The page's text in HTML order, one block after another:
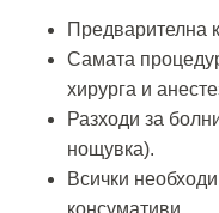
Предварителна
Самата
хирурга и
Разходи за
нощувка).
Всички
консумативи.